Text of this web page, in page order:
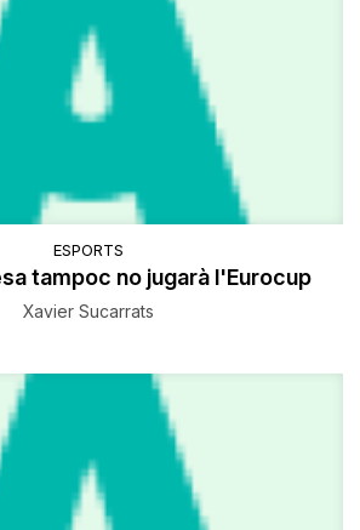
ESPORTS
tampoc no jugarà l'Eurocup
Xavier Sucarrats